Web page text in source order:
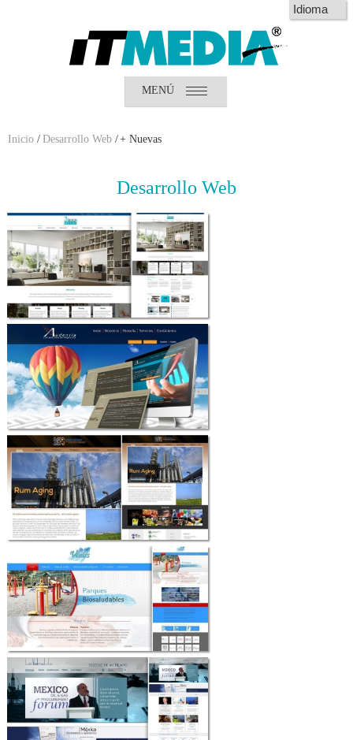
MENÚ
Inicio ¿Quiénes somos?
Contáctenos
Inicio/ Desarrollo Web /+ Nuevas
Desarrollo Web